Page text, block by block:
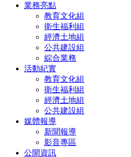
業務亮點
教育文化組
衛生福利組
經濟土地組
公共建設組
綜合業務
活動紀實
教育文化組
衛生福利組
經濟土地組
公共建設組
媒體報導
新聞報導
影音專區
公開資訊